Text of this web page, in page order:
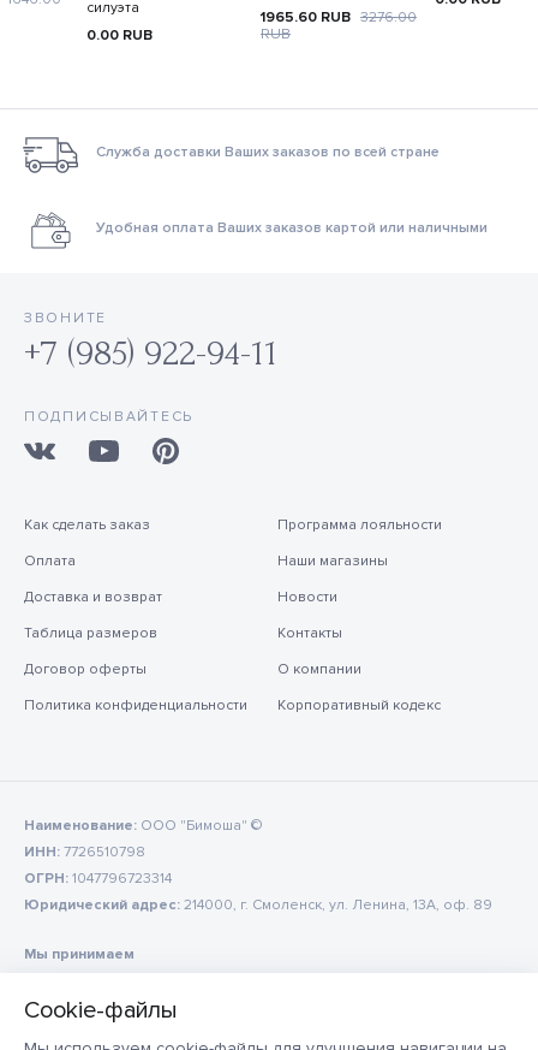
силуэта
0.00 RUB
1965.60 RUB 3276.00
RUB
Служба доставки Ваших заказов по всей стране
Удобная оплата Ваших заказов картой или наличными
ЗВОНИТЕ
+7 (985) 922-94-11
ПОДПИСЫВАЙТЕСЬ
Как сделать заказ
Оплата
Доставка и возврат
Таблица размеров
Договор оферты
Политика конфиденциальности
Программа лояльности
Наши магазины
Новости
Контакты
О компании
Корпоративный кодекс
Наименование: ООО "Бимоша" ©
ИНН: 7726510798
ОГРН: 1047796723314
Юридический адрес: 214000, г. Смоленск, ул. Ленина, 13А, оф. 89
Мы принимаем